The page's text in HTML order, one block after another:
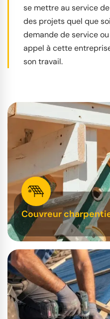
se mettre au service
des projets quel que
demande de service
appel à cette
son travail.
Couvreur